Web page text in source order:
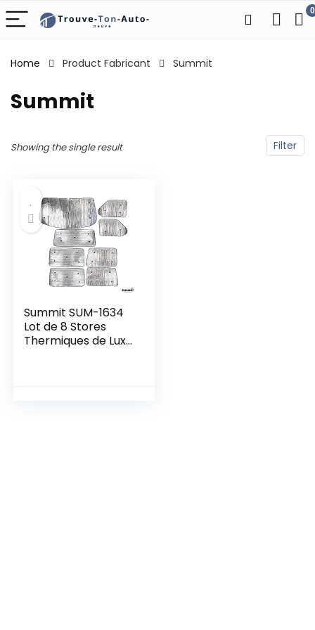
0
Home Product Fabricant ‎Summit
‎Summit
Filter
Showing the single result
Summit SUM-1634
Lot de 8 Stores
Thermiques de Luxe